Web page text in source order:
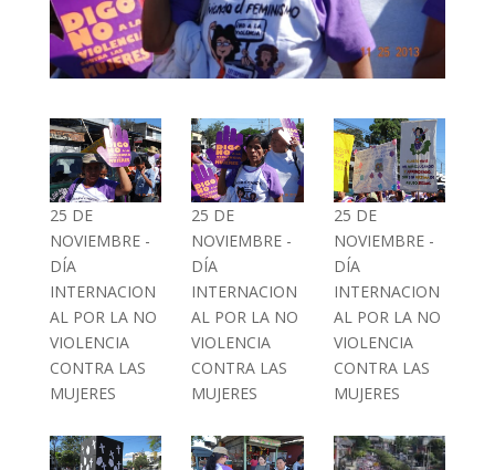
25 DE
NOVIEMBRE -
DÍA
INTERNACION
AL POR LA NO
VIOLENCIA
CONTRA LAS
MUJERES
25 DE
NOVIEMBRE -
DÍA
INTERNACION
AL POR LA NO
VIOLENCIA
CONTRA LAS
MUJERES
25 DE
NOVIEMBRE -
DÍA
INTERNACION
AL POR LA NO
VIOLENCIA
CONTRA LAS
MUJERES